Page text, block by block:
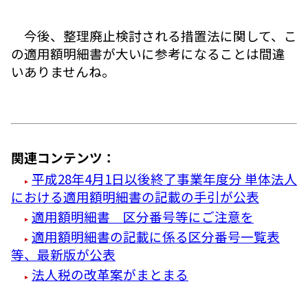
今後、整理廃止検討される措置法に関して、こ
の適用額明細書が大いに参考になることは間違
いありませんね。
関連コンテンツ：
平成28年4月1日以後終了事業年度分 単体法人
における適用額明細書の記載の手引が公表
適用額明細書 区分番号等にご注意を
適用額明細書の記載に係る区分番号一覧表
等、最新版が公表
法人税の改革案がまとまる